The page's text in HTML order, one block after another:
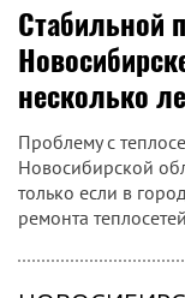
Стабильной
несколько
Проблему с
Новосибирской
только если в
ремонта